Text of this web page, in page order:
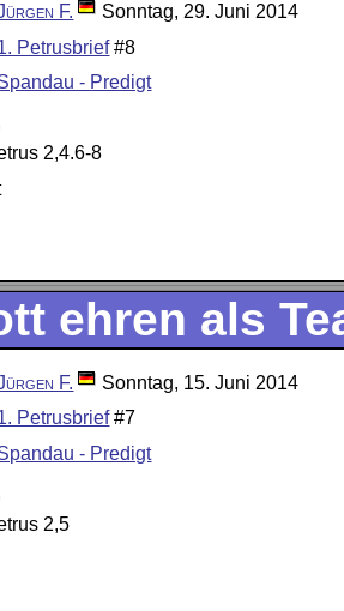
F.
Sonntag, 29. Juni 2014
Petrusbrief#8
- Predigt
2,4.6-8
ehren als
F.
Sonntag, 15. Juni 2014
Petrusbrief#7
- Predigt
2,5